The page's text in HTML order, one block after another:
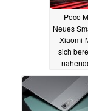
Poco
Neues
Xiaomi-
sich